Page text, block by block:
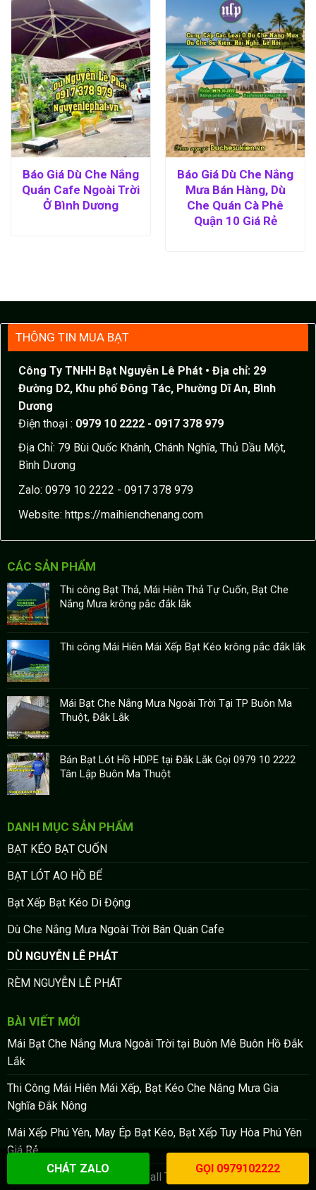
Báo Giá Dù Che Nắng
Quán Cafe Ngoài Trời
Ở Bình Dương
Báo Giá Dù Che Nắng
Mưa Bán Hàng, Dù
Che Quán Cà Phê
Quận 10 Giá Rẻ
THÔNG TIN MUA BẠT
Công Ty TNHH Bạt Nguyễn Lê Phát • Địa chỉ: 29
Đường D2, Khu phố Đông Tác, Phường Dĩ An, Bình
Dương
Điện thoại : 0979 10 2222 - 0917 378 979
Địa Chỉ: 79 Bùi Quốc Khánh, Chánh Nghĩa, Thủ Dầu Một,
Bình Dương
Zalo: 0979 10 2222 - 0917 378 979
Website: https://maihienchenang.com
CÁC SẢN PHẨM
Thi công Bạt Thả, Mái Hiên Thả Tự Cuốn, Bạt Che
Nắng Mưa krông pắc đắk lắk
Thi công Mái Hiên Mái Xếp Bạt Kéo krông pắc đắk lắk
Mái Bạt Che Nắng Mưa Ngoài Trời Tại TP Buôn Ma
Thuột, Đắk Lắk
Bán Bạt Lót Hồ HDPE tại Đắk Lắk Gọi 0979 10 2222
Tân Lập Buôn Ma Thuột
DANH MỤC SẢN PHẨM
BẠT KÉO BẠT CUỐN
BẠT LÓT AO HỒ BỂ
Bạt Xếp Bạt Kéo Di Động
Dù Che Nắng Mưa Ngoài Trời Bán Quán Cafe
DÙ NGUYỄN LÊ PHÁT
RÈM NGUYỄN LÊ PHÁT
BÀI VIẾT MỚI
Mái Bạt Che Nắng Mưa Ngoài Trời tại Buôn Mê Buôn Hồ Đắk
Lắk
Thi Công Mái Hiên Mái Xếp, Bạt Kéo Che Nắng Mưa Gia
Nghĩa Đắk Nông
Mái Xếp Phú Yên, May Ép Bạt Kéo, Bạt Xếp Tuy Hòa Phú Yên
Giá Rẻ
Thi công mái che sân Pickleball TPHCM giá rẻ uy tín
CHÁT ZALO GỌI 0979102222